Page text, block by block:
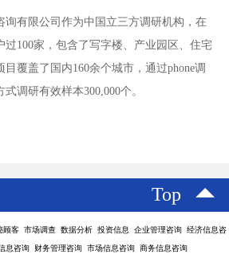
询有限公司作为中国立三方调研机构，在
过100家，包含了写字楼、产业园区、住宅
目覆盖了国内160余个城市，通过phone调
式调研有效样本300,000个。
Top
顾客 市场调查 数据分析 投资信息 企业管理咨询 经济信息咨
息咨询 财务管理咨询 市场信息咨询 商务信息咨询